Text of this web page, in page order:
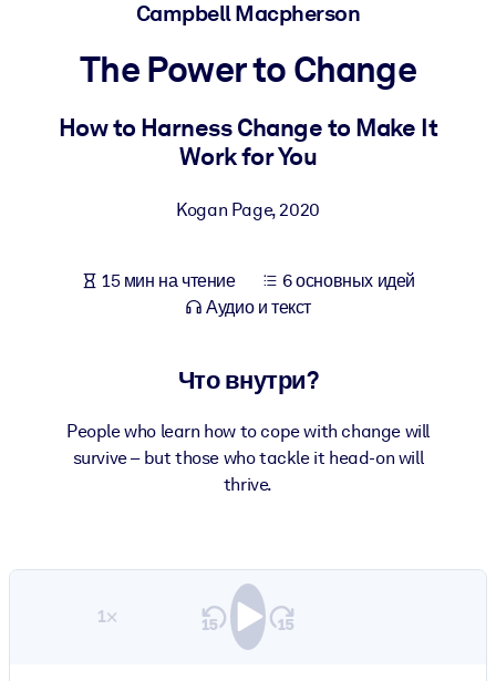
ПО СИСТЕМАМ
Интегрируйте краткие проверенные знания в вашу LMS/LXP для
лучших результатов обучения.
Для корпоративных библиотек
Campbell Macpherson
The Power to Change
How to Harness Change to Make It
Work for You
Kogan Page,2020
15 мин на чтение
6 основных идей
Аудио и текст
Что внутри?
People who learn how to cope with change will
survive – but those who tackle it head-on will
thrive.
1×